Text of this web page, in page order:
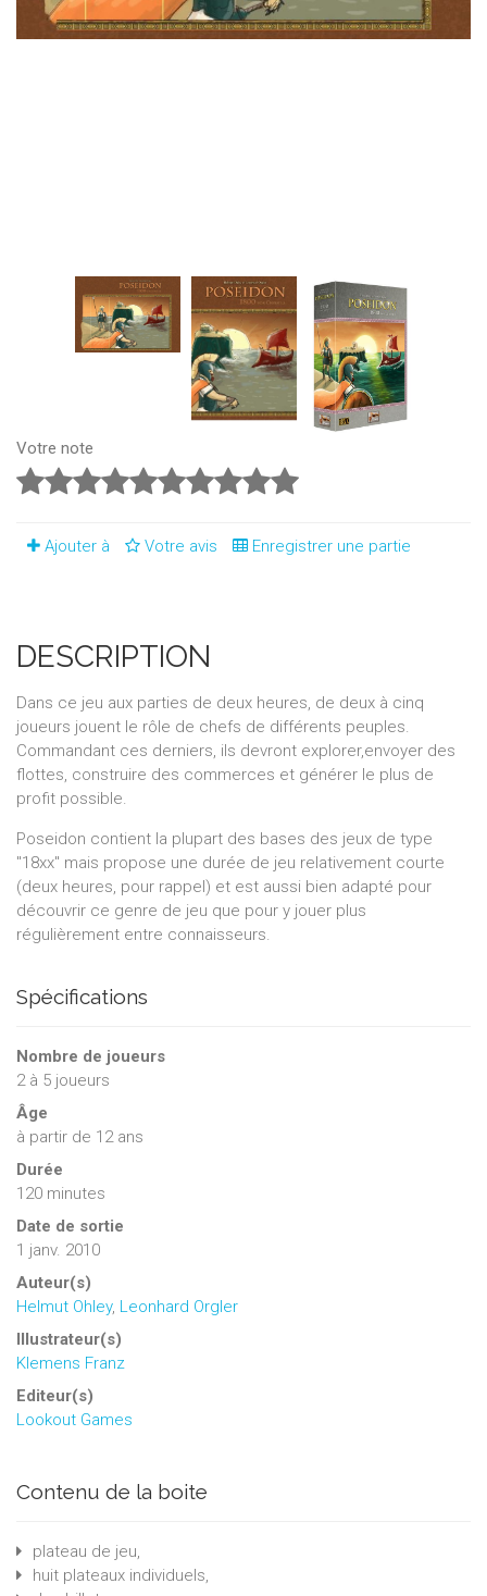
Votre note
Ajouter à Votre avis Enregistrer une partie
DESCRIPTION
Dans ce jeu aux parties de deux heures, de deux à cinq
joueurs jouent le rôle de chefs de différents peuples.
Commandant ces derniers, ils devront explorer,envoyer des
flottes, construire des commerces et générer le plus de
profit possible.
Poseidon contient la plupart des bases des jeux de type
"18xx" mais propose une durée de jeu relativement courte
(deux heures, pour rappel) et est aussi bien adapté pour
découvrir ce genre de jeu que pour y jouer plus
régulièrement entre connaisseurs.
Spécifications
Nombre de joueurs
2à 5 joueurs
Âge
à partir de 12 ans
Durée
120 minutes
Date de sortie
1 janv. 2010
Auteur(s)
Helmut Ohley, Leonhard Orgler
Illustrateur(s)
Klemens Franz
Editeur(s)
Lookout Games
Contenu de la boite
plateau de jeu,
huit plateaux individuels,